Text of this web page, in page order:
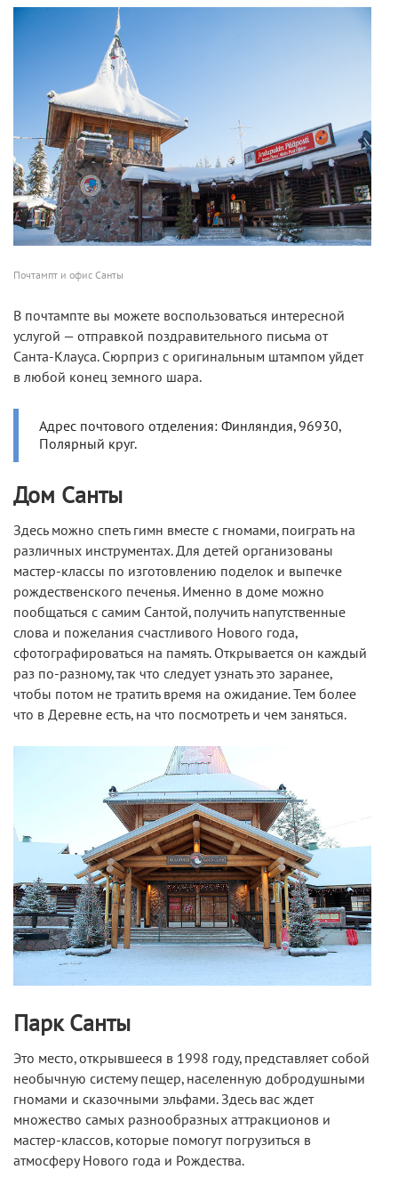
Почтампт и офис Санты
В почтампте вы можете воспользоваться интересной
услугой — отправкой поздравительного письма от
Санта-Клауса. Cюрприз с оригинальным штампом уйдет
в любой конец земного шара.
Адрес почтового отделения: Финляндия, 96930,
Полярный круг.
Дом Санты
Здесь можно спеть гимн вместе с гномами, поиграть на
различных инструментах. Для детей организованы
мастер-классы по изготовлению поделок и выпечке
рождественского печенья. Именно в доме можно
пообщаться с самим Сантой, получить напутственные
слова и пожелания счастливого Нового года,
сфотографироваться на память. Открывается он каждый
раз по-разному, так что следует узнать это заранее,
чтобы потом не тратить время на ожидание. Тем более
что в Деревне есть, на что посмотреть и чем заняться.
Парк Санты
Это место, открывшееся в 1998 году, представляет собой
необычную систему пещер, населенную добродушными
гномами и сказочными эльфами. Здесь вас ждет
множество самых разнообразных аттракционов и
мастер-классов, которые помогут погрузиться в
атмосферу Нового года и Рождества.